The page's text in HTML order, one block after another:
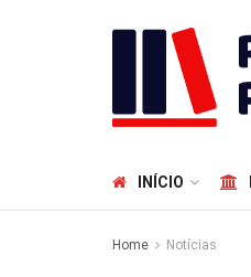
INÍCIO
Home Notícias